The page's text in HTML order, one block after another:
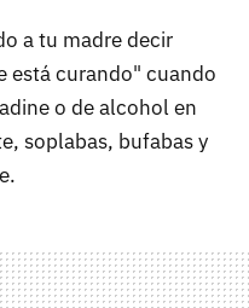
a tu madre decir
está curando" cuando
o de alcohol en
soplabas, bufabas y